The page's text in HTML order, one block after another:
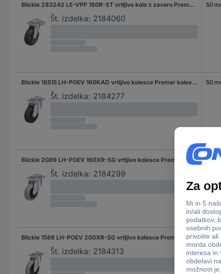
Blickle 283242 LE-VPP 180R-ST vrtljivo kolo z zavoro Premer kolesa: 180 mm Nosilnost (maks.): 170 kg 1 kos
Št. izdelka: 2184060
50
Blickle 18515 LH-POEV 160KAD vrtljivo kolesce Premer kolesa: 160 mm Nosilnost (maks.): 400 kg 1 kos
Št. izdelka: 2184277
50
Blickle 2089 LH-POEV 160XR-SG vrtljivo kolesce Premer kolesa: 160 mm Nosilnost (maks.): 400 kg 1 kos
Št. izdelka: 2184299
50
Blickle 1586 LH-POEV 200XR-SG vrtljivo kolesce Premer kolesa: 200 mm Nosilnost (maks.): 500 kg 1 kos
Št. izdelka: 2184313
50